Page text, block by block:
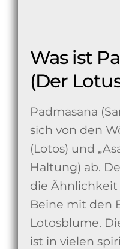
Was ist
(Der
Padmasana
sich von den
(Lotos) und
Haltung) ab.
die
Beine mit den
Lotosblume.
ist in vielen